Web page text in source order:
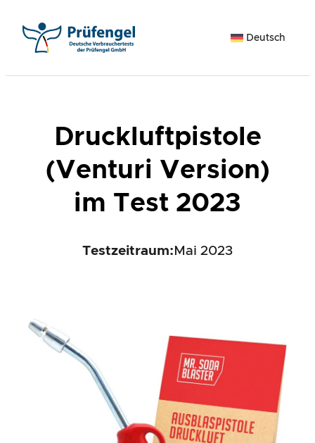
Inhalt
springen
Deutsch
Druckluftpistole
(Venturi Version)
im Test 2023
Testzeitraum: Mai 2023